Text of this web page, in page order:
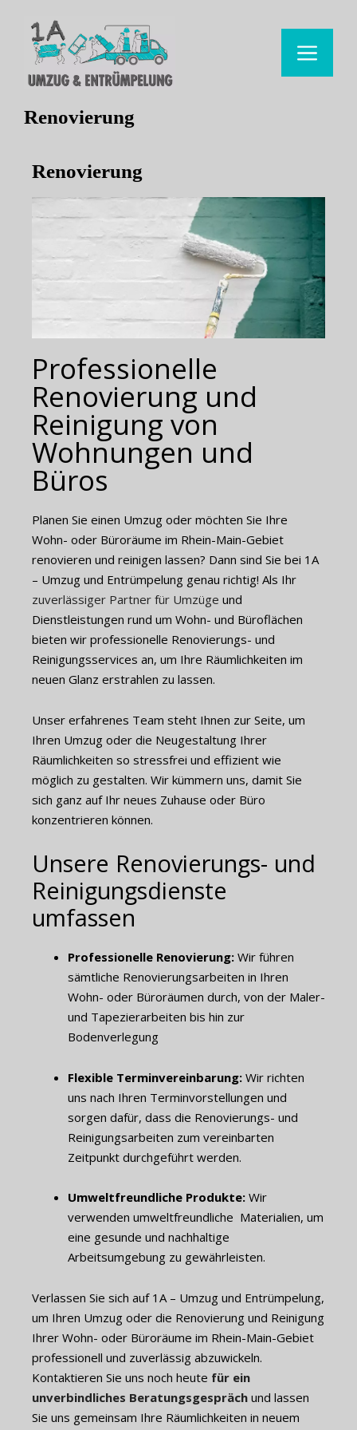
Renovierung
Renovierung
Professionelle
Renovierung und
Reinigung von
Wohnungen und
Büros
Planen Sie einen Umzug oder möchten Sie Ihre
Wohn- oder Büroräume im Rhein-Main-Gebiet
renovieren und reinigen lassen? Dann sind Sie bei 1A
– Umzug und Entrümpelung genau richtig! Als Ihr
zuverlässiger Partner für Umzüge und
Dienstleistungen rund um Wohn- und Büroflächen
bieten wir professionelle Renovierungs- und
Reinigungsservices an, um Ihre Räumlichkeiten im
neuen Glanz erstrahlen zu lassen.
Unser erfahrenes Team steht Ihnen zur Seite, um
Ihren Umzug oder die Neugestaltung Ihrer
Räumlichkeiten so stressfrei und effizient wie
möglich zu gestalten. Wir kümmern uns, damit Sie
sich ganz auf Ihr neues Zuhause oder Büro
konzentrieren können.
Unsere Renovierungs- und
Reinigungsdienste
umfassen
Professionelle Renovierung: Wir führen
sämtliche Renovierungsarbeiten in Ihren
Wohn- oder Büroräumen durch, von der Maler-
und Tapezierarbeiten bis hin zur
Bodenverlegung
Flexible Terminvereinbarung: Wir richten
uns nach Ihren Terminvorstellungen und
sorgen dafür, dass die Renovierungs- und
Reinigungsarbeiten zum vereinbarten
Zeitpunkt durchgeführt werden.
Umweltfreundliche Produkte: Wir
verwenden umweltfreundliche Materialien, um
eine gesunde und nachhaltige
Arbeitsumgebung zu gewährleisten.
Verlassen Sie sich auf 1A – Umzug und Entrümpelung,
um Ihren Umzug oder die Renovierung und Reinigung
Ihrer Wohn- oder Büroräume im Rhein-Main-Gebiet
professionell und zuverlässig abzuwickeln.
Kontaktieren Sie uns noch heute für ein
unverbindliches Beratungsgespräch und lassen
Sie uns gemeinsam Ihre Räumlichkeiten in neuem